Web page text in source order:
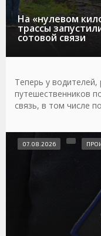
На «нулевом
трассы
сотовой связи
Теперь у
путешественников
связь, в том числе
07.08.2026